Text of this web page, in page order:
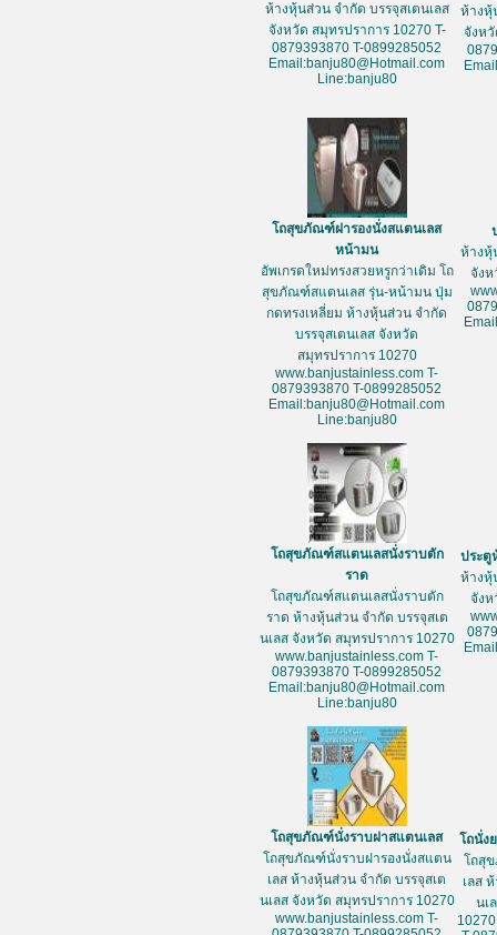
ห้างหุ้นส่วน จำกัด บรรจุสเตนเลส
จังหวัด สมุทรปราการ 10270 T-
0879393870 T-0899285052
Email:banju80@Hotmail.com
Line:banju80
ห้างหุ้
จังห
โถสุขภัณฑ์ฝารองนั่งสแตนเลส
หน้ามน
อัพเกรดใหม่ทรงสวยหรูกว่าเดิม โถ
สุขภัณฑ์สแตนเลส รุ่น-หน้ามน ปุ่ม
กดทรงเหลี่ยม ห้างหุ้นส่วน จำกัด
บรรจุสเตนเลส จังหวัด
สมุทรปราการ 10270
www.banjustainless.com T-
0879393870 T-0899285052
Email:banju80@Hotmail.com
Line:banju80
ห้างหุ้
จังห
โถสุขภัณฑ์สแตนเลสนั่งราบตัก
ราด
โถสุขภัณฑ์สแตนเลสนั่งราบตัก
ราด ห้างหุ้นส่วน จำกัด บรรจุสเต
นเลส จังหวัด สมุทรปราการ 10270
www.banjustainless.com T-
0879393870 T-0899285052
Email:banju80@Hotmail.com
Line:banju80
ประตู
ห้างหุ้
จังห
โถสุขภัณฑ์นั่งราบฝาสแตนเลส
โถสุขภัณฑ์นั่งราบฝารองนั่งสแตน
เลส ห้างหุ้นส่วน จำกัด บรรจุสเต
นเลส จังหวัด สมุทรปราการ 10270
www.banjustainless.com T-
โถนั่ง
โถสุ
เลส
นเ